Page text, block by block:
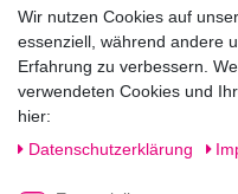
Sa von 11.00 - 16.00 Uhr
Besuchen Sie unsere
gerne.
Fragen?
Wir nutzen Cookies auf
essenziell, während andere
Erfahrung zu verbessern.
verwendeten Cookies und
hier:
Daten­schutz­erklärung